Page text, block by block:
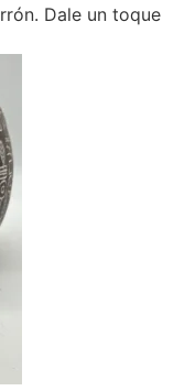
Dale un toque